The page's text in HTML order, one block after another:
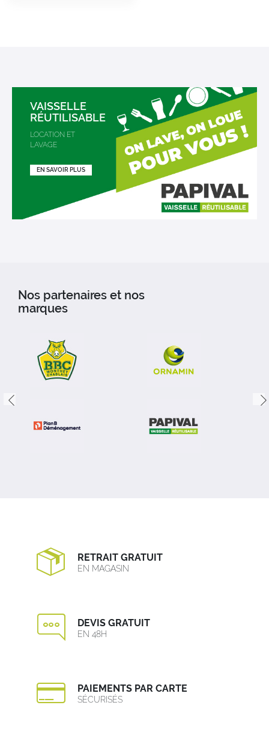
VAISSELLE
RÉUTILISABLE
LOCATION ET
LAVAGE
EN SAVOIR PLUS
Nos partenaires et nos
marques
RETRAIT GRATUIT
EN MAGASIN
DEVIS GRATUIT
EN 48H
PAIEMENTS PAR CARTE
SÉCURISÉS